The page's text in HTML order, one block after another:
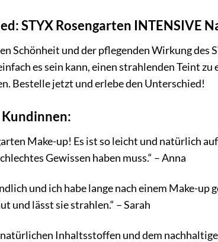
STYX Rosengarten INTENSIVE
Schönheit und der pflegenden Wirkung des
es sein kann, einen strahlenden Teint
Bestelle jetzt und erlebe den Unterschied!
Make-up! Es ist so leicht und natürlich
Gewissen haben muss.“ – Anna
und ich habe lange nach einem Make-up
und lässt sie strahlen.“ – Sarah
Inhaltsstoffen und dem